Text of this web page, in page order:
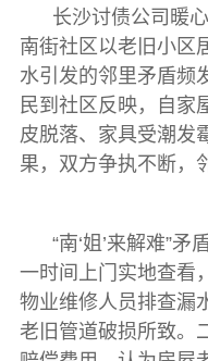
长沙讨债公司 暖
南街社区以老旧小区
水引发的邻里矛盾频
民到社区反映，自家
皮脱落、家具受潮发
果，双方争执不断，
“南‘姐’来解难”
一时间上门实地查看
物业维修人员排查漏
老旧管道破损所致。